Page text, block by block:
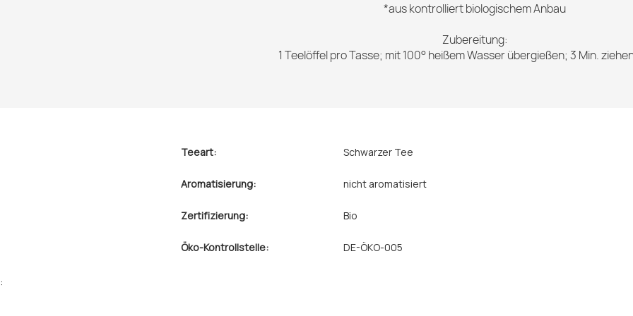
*aus kontrolliert biologischem Anbau
Zubereitung:
1 Teelöffel pro Tasse; mit 100° heißem Wasser übergießen; 3 Min.
Teeart: Schwarzer Tee
Aromatisierung: nicht aromatisiert
Zertifizierung: Bio
Öko-Kontrollstelle: DE-ÖKO-005
: